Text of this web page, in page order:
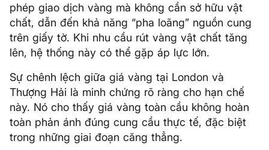
phép giao dịch vàng mà không cần sở hữu vật
chất, dẫn đến khả năng “pha loãng” nguồn cung
trên giấy tờ. Khi nhu cầu rút vàng vật chất tăng
lên, hệ thống này có thể gặp áp lực lớn.
Sự chênh lệch giữa giá vàng tại London và
Thượng Hải là minh chứng rõ ràng cho hạn chế
này. Nó cho thấy giá vàng toàn cầu không hoàn
toàn phản ánh đúng cung cầu thực tế, đặc biệt
trong những giai đoạn căng thẳng.